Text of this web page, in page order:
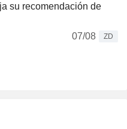
su recomendación de
07/08
ZD